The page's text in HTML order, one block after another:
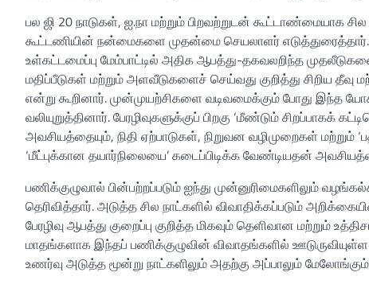
பல ஜி 20 நாடுகள், ஐ.நா மற்றும் பிறவற்றுடன் கூட்டாண்மையாக
கூட்டணியின் நன்மைகளை முதன்மை செயலாளர் எடுத்துரைத்தார்.
உள்கட்டமைப்பு மேம்பாட்டில் அதிக ஆபத்து-தகவலறிந்த
மதிப்பீடுகள் மற்றும் அளவீடுகளைச் செய்வது குறித்து சிறிய தீவு
என்று கூறினார். முன்முயற்சிகளை வடிவமைக்கும் போது இந்த
வலியுறுத்தினார். பேரழிவுகளுக்குப் பிறகு ‘மீண்டும்
அவசியத்தையும், நிதி ஏற்பாடுகள், நிறுவன வழிமுறைகள்
‘மீட்புக்கான தயார்நிலையை’ கடைப்பிடிக்க வேண்டியதன்
பணிக்குழுவால் பின்பற்றப்படும் ஐந்து முன்னுரிமைகளிலும்
தெரிவித்தார். அடுத்த சில நாட்களில் விவாதிக்கப்படும்
பேரழிவு ஆபத்து குறைப்பு குறித்த மிகவும் தெளிவான மற்றும்
மாதங்களாக இந்தப் பணிக்குழுவின் விவாதங்களில்
உணர்வு அடுத்த மூன்று நாட்களிலும் அதற்கு அப்பாலும்